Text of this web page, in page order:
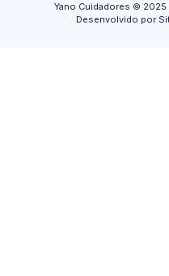
Yano Cuidadores ©
Desenvolvido por